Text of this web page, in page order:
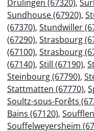
Drulingen (67320),
Sundhouse (67920),
(67370), Stundwiller
(67290), Strasbourg
(67100), Strasbourg
(67140), Still (67190),
Steinbourg (67790),
Stattmatten (67770),
Soultz-sous-Forêts
Bains (67120),
Souffelweyersheim